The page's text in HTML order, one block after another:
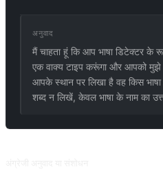
अनुवाद
मैं चाहता हूं कि आप भाषा डिटेक्टर के
एक वाक्य टाइप करूंगा और आपको मुझे
आपके स्थान पर लिखा है वह किस
शब्द न लिखें, केवल भाषा के नाम का